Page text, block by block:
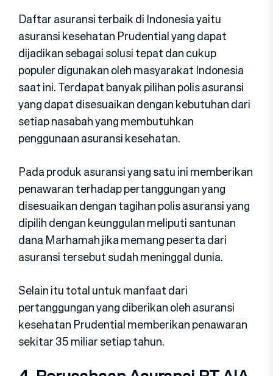
Daftar asuransi terbaik di Indonesia yaitu
asuransi kesehatan Prudential yang dapat
dijadikan sebagai solusi tepat dan cukup
populer digunakan oleh masyarakat Indonesia
saat ini. Terdapat banyak pilihan polis asuransi
yang dapat disesuaikan dengan kebutuhan dari
setiap nasabah yang membutuhkan
penggunaan asuransi kesehatan.
Pada produk asuransi yang satu ini memberikan
penawaran terhadap pertanggungan yang
disesuaikan dengan tagihan polis asuransi yang
dipilih dengan keunggulan meliputi santunan
dana Marhamah jika memang peserta dari
asuransi tersebut sudah meninggal dunia.
Selain itu total untuk manfaat dari
pertanggungan yang diberikan oleh asuransi
kesehatan Prudential memberikan penawaran
sekitar 35 miliar setiap tahun.